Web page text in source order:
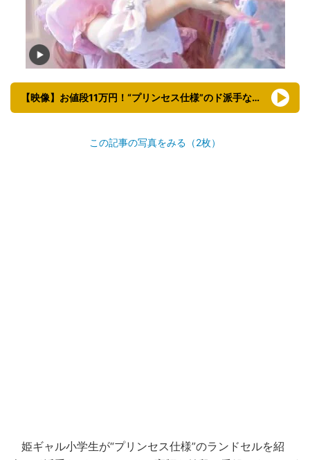
【映像】お値段11万円！“プリンセス仕様”のド派手なランドセル
この記事の写真をみる（2枚）
姫ギャル小学生が“プリンセス仕様”のランドセルを紹